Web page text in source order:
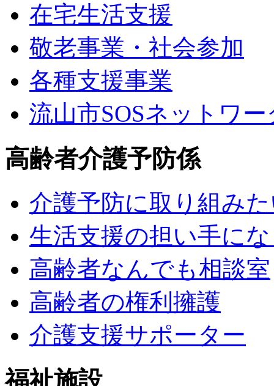
在宅生活支援
敬老事業・社会参加
各種支援事業
流山市SOSネットワー
高齢者介護予防係
介護予防に取り組み
生活支援の担い手に
高齢者なんでも相談室
高齢者の権利擁護
介護支援サポーター
福祉施設